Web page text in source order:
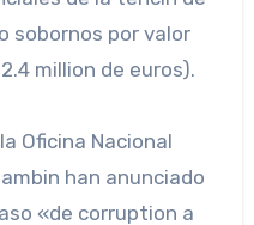
sobornos por valor
million de euros).
Oficina Nacional
han anunciado
«de corruption a